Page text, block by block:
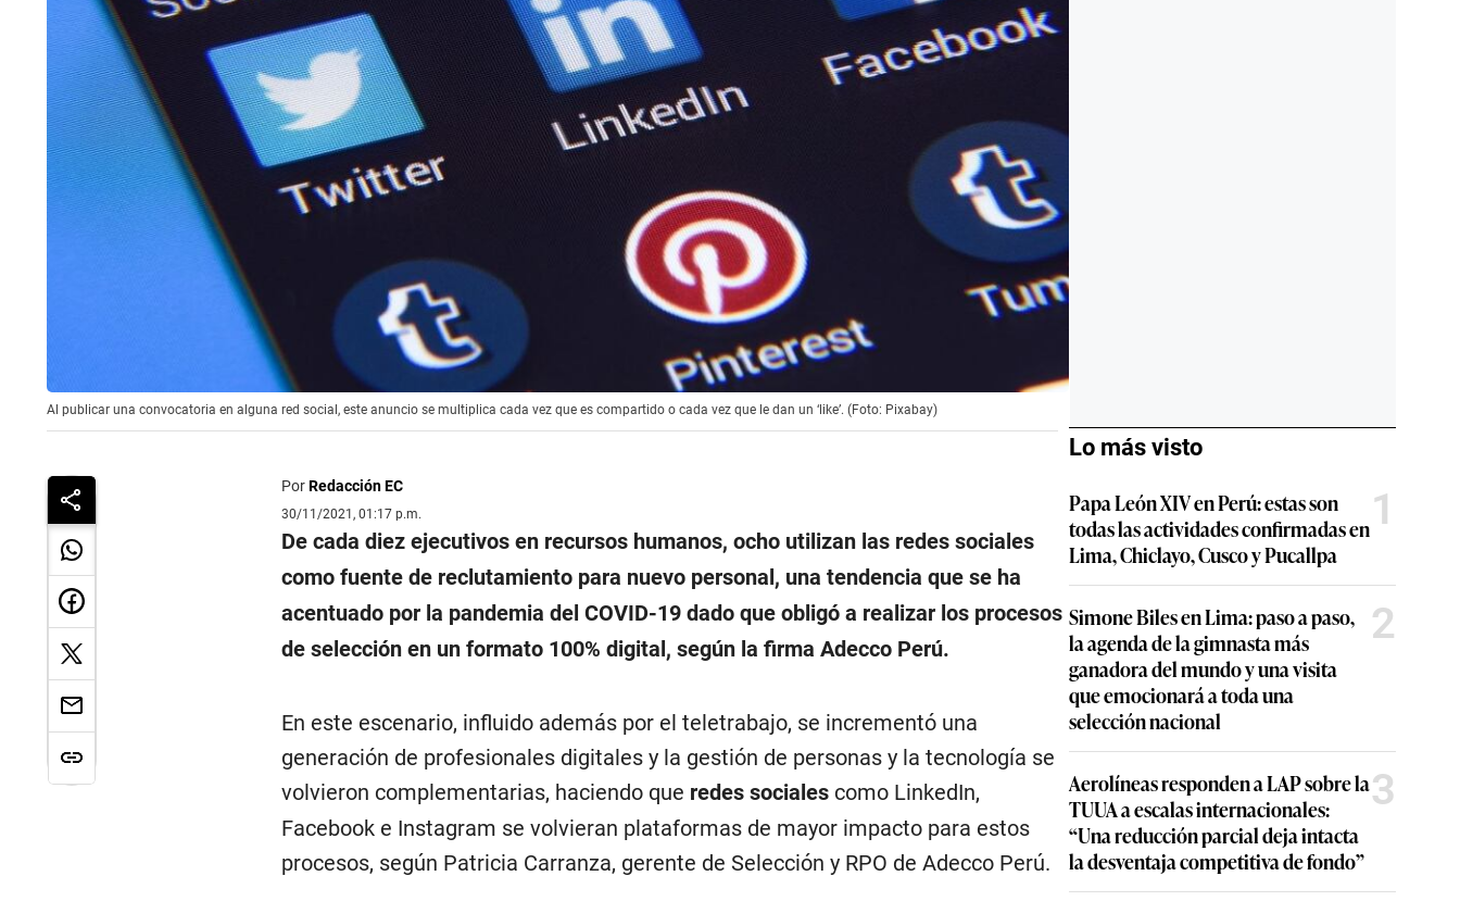
Al publicar una convocatoria en alguna red social, este anuncio se multiplica cada vez que es compartido o cada vez que le dan un ‘like’. (Foto: Pixabay)
PorRedacción EC
30/11/2021, 01:17 p.m.
De cada diez ejecutivos en recursos humanos, ocho utilizan las redes sociales
como fuente de reclutamiento para nuevo personal, una tendencia que se ha
acentuado por la pandemia del COVID-19 dado que obligó a realizar los procesos
de selección en un formato 100% digital, según la firma Adecco Perú.
En este escenario, influido además por el teletrabajo, se incrementó una
generación de profesionales digitales y la gestión de personas y la tecnología se
volvieron complementarias, haciendo que redes socialescomo LinkedIn,
Facebook e Instagram se volvieran plataformas de mayor impacto para estos
procesos, según Patricia Carranza, gerente de Selección y RPO de Adecco Perú.
Lo más visto
Papa León XIV en Perú: estas son
todas las actividades confirmadas en
Lima, Chiclayo, Cusco y Pucallpa
1
Simone Biles en Lima: paso a paso,
la agenda de la gimnasta más
ganadora del mundo y una visita
que emocionará a toda una
selección nacional
2
Aerolíneas responden a LAP sobre la
TUUA a escalas internacionales:
“Una reducción parcial deja intacta
la desventaja competitiva de fondo”
3